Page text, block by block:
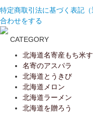
特定商取引法に基づく表記（
合わせをする
CATEGORY
北海道名寄産もち米
名寄のアスパラ
北海道とうきび
北海道メロン
北海道ラーメン
北海道を贈ろう